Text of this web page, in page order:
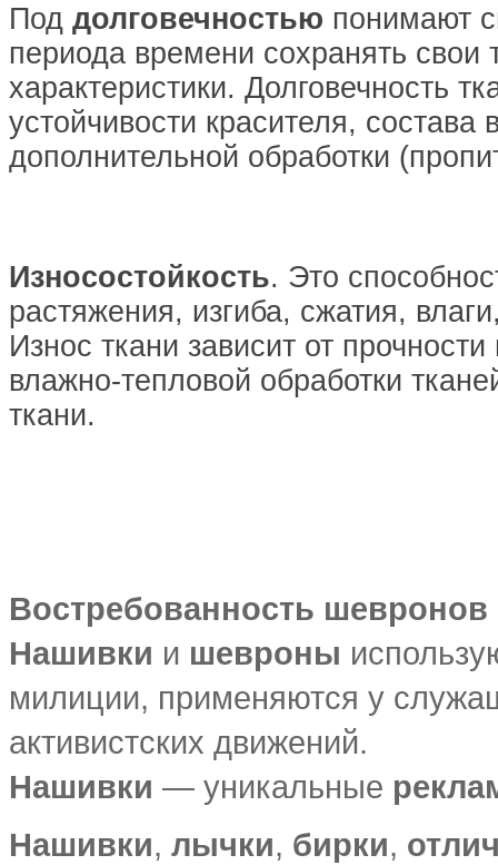
Под долговечностью понимают
периода времени сохранять свои
характеристики. Долговечность
устойчивости красителя,
дополнительной обработки
Износостойкость. Это
растяжения, изгиба, сжатия,
Износ ткани зависит от
влажно-тепловой обработки
ткани.
Востребованность шевронов
Нашивки и шевроны
милиции, применяются у
активистских движений.
Нашивки — уникальные
Нашивки, лычки, бирки,